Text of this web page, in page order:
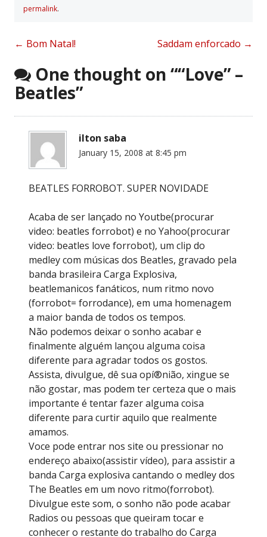
permalink.
Post
navigation
← Bom Natal! Saddam enforcado →
One thought on ““Love” –
Beatles”
ilton saba
January 15, 2008 at 8:45 pm
BEATLES FORROBOT. SUPER NOVIDADE
Acaba de ser lançado no Youtbe(procurar
video: beatles forrobot) e no Yahoo(procurar
video: beatles love forrobot), um clip do
medley com músicas dos Beatles, gravado pela
banda brasileira Carga Explosiva,
beatlemanicos fanáticos, num ritmo novo
(forrobot= forrodance), em uma homenagem
a maior banda de todos os tempos.
Não podemos deixar o sonho acabar e
finalmente alguém lançou alguma coisa
diferente para agradar todos os gostos.
Assista, divulgue, dê sua opí®nião, xingue se
não gostar, mas podem ter certeza que o mais
importante é tentar fazer alguma coisa
diferente para curtir aquilo que realmente
amamos.
Voce pode entrar nos site ou pressionar no
endereço abaixo(assistir vídeo), para assistir a
banda Carga explosiva cantando o medley dos
The Beatles em um novo ritmo(forrobot).
Divulgue este som, o sonho não pode acabar
Radios ou pessoas que queiram tocar e
conhecer o restante do trabalho do Carga